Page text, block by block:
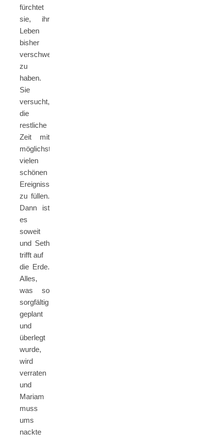
fürchtet
sie, ihr
Leben
bisher
verschwendet
zu
haben.
Sie
versucht,
die
restliche
Zeit mit
möglichst
vielen
schönen
Ereignissen
zu füllen.
Dann ist
es
soweit
und Seth
trifft auf
die Erde.
Alles,
was so
sorgfältig
geplant
und
überlegt
wurde,
wird
verraten
und
Mariam
muss
ums
nackte